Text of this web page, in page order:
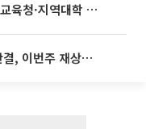
·논술형 입시 연계 '착수'
최태원·노소영 '9440억 분할' 판결, 이번주 재상고 여부 주목